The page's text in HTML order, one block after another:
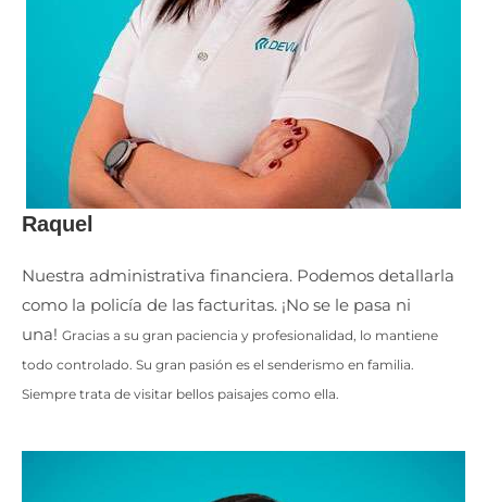
Raquel
Nuestra administrativa financiera. Podemos detallarla
como la policía de las facturitas. ¡No se le pasa ni
una! Gracias a su gran paciencia y profesionalidad, lo mantiene
todo controlado. Su gran pasión es el senderismo en familia.
Siempre trata de visitar bellos paisajes como ella.